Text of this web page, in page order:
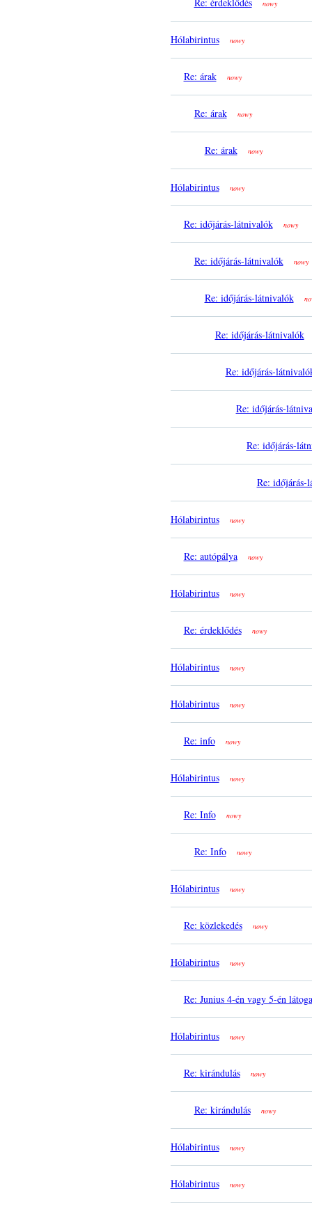
nowy
Hólabirintus nowy
Re: árak nowy
Re: árak nowy
Re: árak nowy
Hólabirintus nowy
Re: időjárás-látnivalók nowy
Re: időjárás-látnivalók nowy
Re: időjárás-látnivalók
Re: időjárás-látnivalók
Re: időjárás-
Re: időjárás-
Re: időjárás-
Re: időjárás-
Hólabirintus nowy
Re: autópálya nowy
Hólabirintus nowy
Re: érdeklődés nowy
Hólabirintus nowy
Hólabirintus nowy
Re: info nowy
Hólabirintus nowy
Re: Info nowy
Re: Info nowy
Hólabirintus nowy
Re: közlekedés nowy
Hólabirintus nowy
Re: Junius 4-én vagy 5-én
Hólabirintus nowy
Re: kirándulás nowy
Re: kirándulás nowy
Hólabirintus nowy
Hólabirintus nowy